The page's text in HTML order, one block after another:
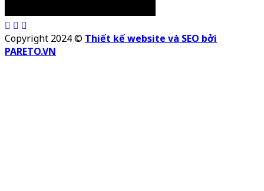
Copyright 2024 © Thiết kế website và SEO bởi
PARETO.VN